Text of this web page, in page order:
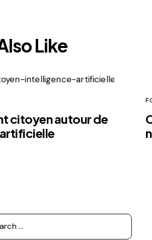
Like
citoyen autour de